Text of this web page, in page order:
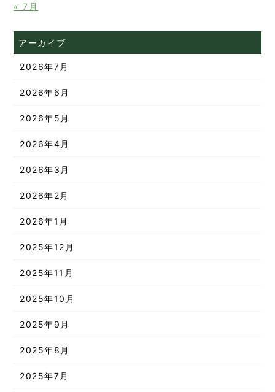
« 7月
アーカイブ
2026年7月
2026年6月
2026年5月
2026年4月
2026年3月
2026年2月
2026年1月
2025年12月
2025年11月
2025年10月
2025年9月
2025年8月
2025年7月